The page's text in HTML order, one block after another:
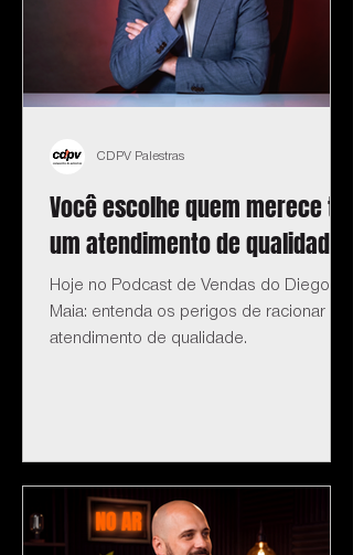
Você escolhe quem merece ter
um atendimento de qualidade?
Hoje no Podcast de Vendas do Diego
Maia: entenda os perigos de racionar o
atendimento de qualidade.
CDPV Palestras